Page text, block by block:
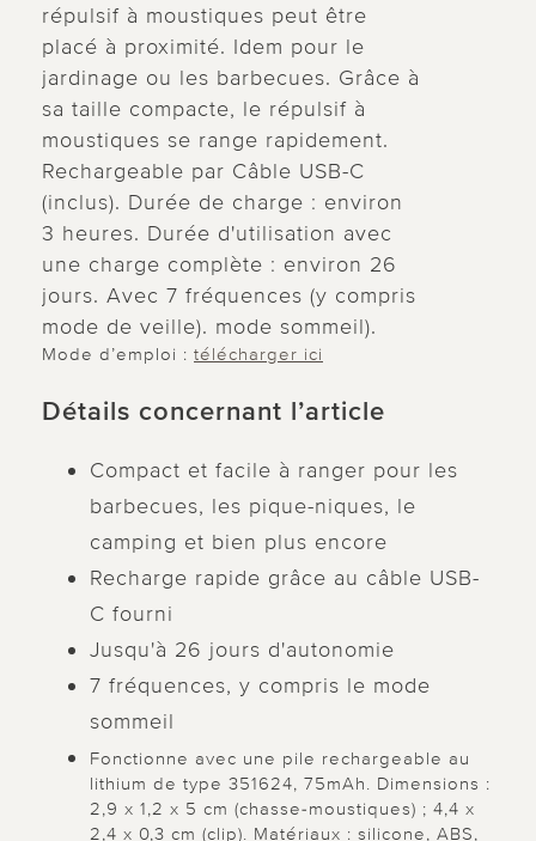
répulsif à moustiques peut être
placé à proximité. Idem pour le
jardinage ou les barbecues. Grâce à
sa taille compacte, le répulsif à
moustiques se range rapidement.
Rechargeable par Câble USB-C
(inclus). Durée de charge : environ
3 heures. Durée d'utilisation avec
une charge complète : environ 26
jours. Avec 7 fréquences (y compris
mode de veille). mode sommeil).
Mode d’emploi : télécharger ici
Détails concernant l’article
Compact et facile à ranger pour les
barbecues, les pique-niques, le
camping et bien plus encore
Recharge rapide grâce au câble USB-
C fourni
Jusqu'à 26 jours d'autonomie
7 fréquences, y compris le mode
sommeil
Fonctionne avec une pile rechargeable au
lithium de type 351624, 75mAh. Dimensions :
2,9 x 1,2 x 5 cm (chasse-moustiques) ; 4,4 x
2,4 x 0,3 cm (clip). Matériaux : silicone, ABS,